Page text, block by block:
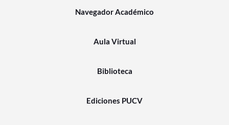
Navegador Académico
Aula Virtual
Biblioteca
Ediciones PUCV